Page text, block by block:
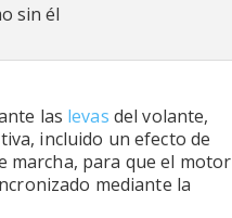
las levas del volante,
incluido un efecto de
marcha, para que el motor
mediante la